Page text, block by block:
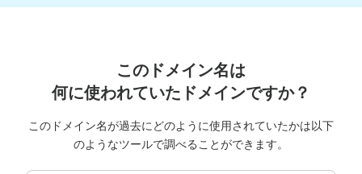
このドメイン名は
何に使われていたドメインですか？
このドメイン名が過去にどのように使用されていたかは以下
のようなツールで調べることができます。